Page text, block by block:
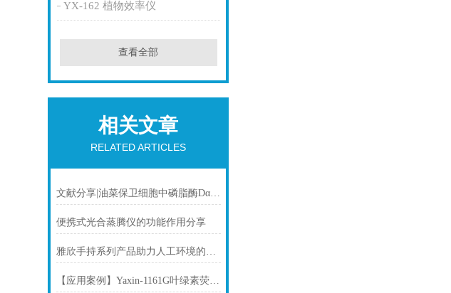
YX-162 植物效率仪
查看全部
相关文章
RELATED ARTICLES
文献分享|油菜保卫细胞中磷脂酶Dα1表达增强降低水分损失及提高种子产量
便携式光合蒸腾仪的功能作用分享
雅欣手持系列产品助力人工环境的植物生理测定技术
【应用案例】Yaxin-1161G叶绿素荧光仪助力转录组解析耐盐碱植物的光合奥秘